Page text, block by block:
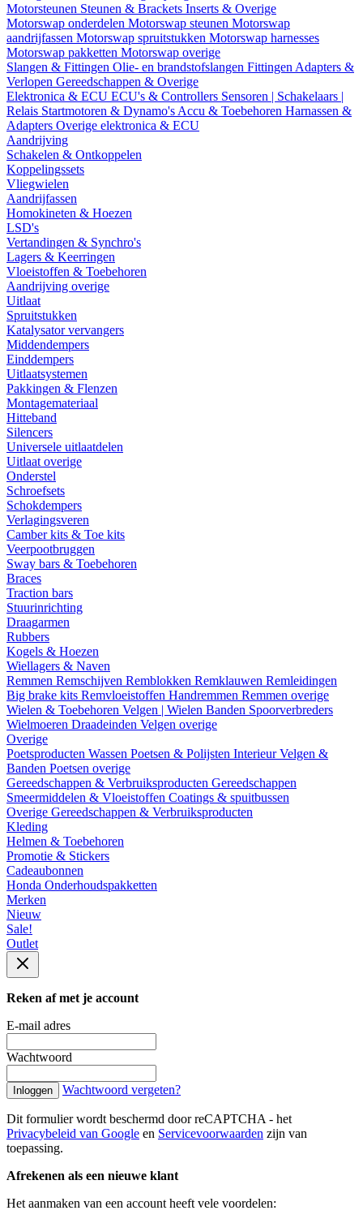
Motorsteunen Steunen & Brackets Inserts & Overige
Motorswap onderdelen Motorswap steunen Motorswap
aandrijfassen Motorswap spruitstukken Motorswap harnesses
Motorswap pakketten Motorswap overige
Slangen & Fittingen Olie- en brandstofslangen Fittingen Adapters &
Verlopen Gereedschappen & Overige
Elektronica & ECU ECU's & Controllers Sensoren | Schakelaars |
Relais Startmotoren & Dynamo's Accu & Toebehoren Harnassen &
Adapters Overige elektronica & ECU
Aandrijving
Schakelen & Ontkoppelen
Koppelingssets
Vliegwielen
Aandrijfassen
Homokineten & Hoezen
LSD's
Vertandingen & Synchro's
Lagers & Keerringen
Vloeistoffen & Toebehoren
Aandrijving overige
Uitlaat
Spruitstukken
Katalysator vervangers
Middendempers
Einddempers
Uitlaatsystemen
Pakkingen & Flenzen
Montagemateriaal
Hitteband
Silencers
Universele uitlaatdelen
Uitlaat overige
Onderstel
Schroefsets
Schokdempers
Verlagingsveren
Camber kits & Toe kits
Veerpootbruggen
Sway bars & Toebehoren
Braces
Traction bars
Stuurinrichting
Draagarmen
Rubbers
Kogels & Hoezen
Wiellagers & Naven
Remmen Remschijven Remblokken Remklauwen Remleidingen
Big brake kits Remvloeistoffen Handremmen Remmen overige
Wielen & Toebehoren Velgen | Wielen Banden Spoorverbreders
Wielmoeren Draadeinden Velgen overige
Overige
Poetsproducten Wassen Poetsen & Polijsten InterieurVelgen &
Banden Poetsen overige
Gereedschappen & Verbruiksproducten Gereedschappen
Smeermiddelen & Vloeistoffen Coatings & spuitbussen
Overige Gereedschappen & Verbruiksproducten
Kleding
Helmen & Toebehoren
Promotie & Stickers
Cadeaubonnen
Honda Onderhoudspakketten
Merken
Nieuw
Sale!
Outlet
Reken af met je account
E-mail adres
Wachtwoord
Inloggen Wachtwoord vergeten?
Dit formulier wordt beschermd door reCAPTCHA - het
Privacybeleid van Google en Servicevoorwaarden zijn van
toepassing.
Afrekenen als een nieuwe klant
Het aanmaken van een account heeft vele voordelen: